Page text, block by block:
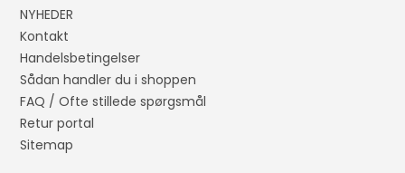
NYHEDER
Kontakt
Handelsbetingelser
Sådan handler du i shoppen
FAQ / Ofte stillede spørgsmål
Retur portal
Sitemap